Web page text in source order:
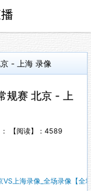
- 上海 录像
规赛 北京 - 上
【阅读】： 4589
上海录像_全场录像【全